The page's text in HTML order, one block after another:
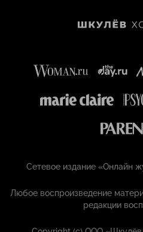
Сетевое издание «Онлайн
Любое воспроизведение
редакции